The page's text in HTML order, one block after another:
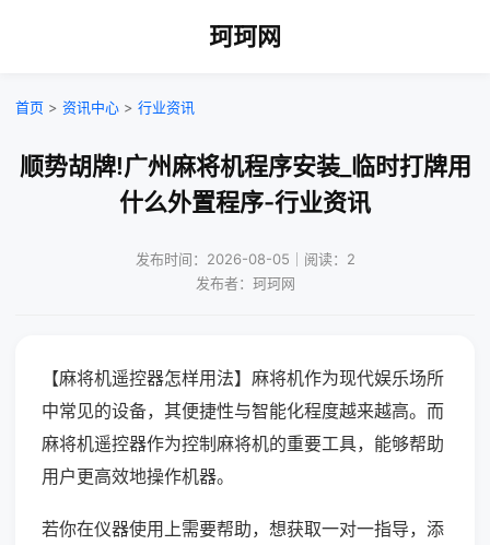
珂珂网
首页 > 资讯中心 > 行业资讯
顺势胡牌!广州麻将机程序安装_临时打牌用
什么外置程序-行业资讯
发布时间：2026-08-05｜阅读：2
发布者：珂珂网
【麻将机遥控器怎样用法】麻将机作为现代娱乐场所
中常见的设备，其便捷性与智能化程度越来越高。而
麻将机遥控器作为控制麻将机的重要工具，能够帮助
用户更高效地操作机器。
若你在仪器使用上需要帮助，想获取一对一指导，添